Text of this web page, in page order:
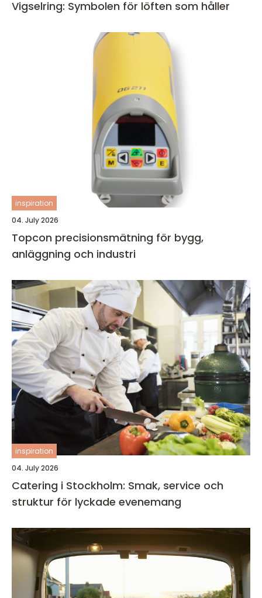
Vigselring: Symbolen för löften som håller
inspiration
04. July 2026
Topcon precisionsmätning för bygg,
anläggning och industri
inspiration
04. July 2026
Catering i Stockholm: Smak, service och
struktur för lyckade evenemang